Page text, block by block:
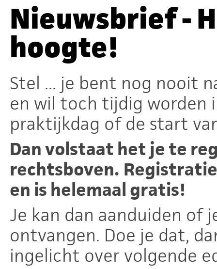
Nieuwsbrief -
hoogte!
Stel ... je bent nog nooit
en wil toch tijdig worden
praktijkdag of de start
Dan volstaat het je te
rechtsboven.
en is helemaal gratis!
Je kan dan aanduiden of
ontvangen. Doe je dat,
ingelicht over volgende